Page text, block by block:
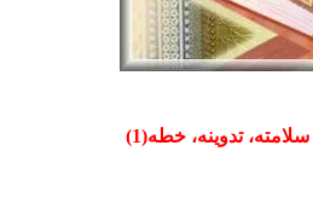
سلامته، تدوينه، خطه(1)